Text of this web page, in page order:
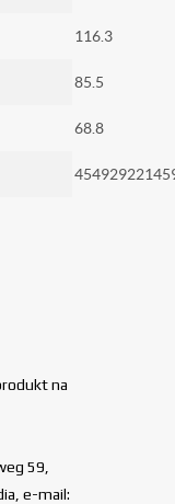
116.3
85.5
68.8
na
59,
e-mail: